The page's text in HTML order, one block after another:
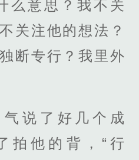
么意思？我不关
关注他的想法？
断专行？我里外
说了好几个成
拍他的背，“行